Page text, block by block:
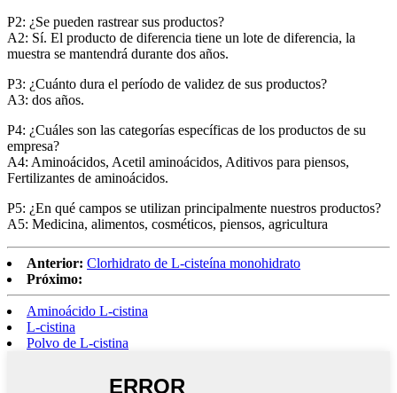
P2: ¿Se pueden rastrear sus productos?
A2: Sí. El producto de diferencia tiene un lote de diferencia, la
muestra se mantendrá durante dos años.
P3: ¿Cuánto dura el período de validez de sus productos?
A3: dos años.
P4: ¿Cuáles son las categorías específicas de los productos de su
empresa?
A4: Aminoácidos, Acetil aminoácidos, Aditivos para piensos,
Fertilizantes de aminoácidos.
P5: ¿En qué campos se utilizan principalmente nuestros productos?
A5: Medicina, alimentos, cosméticos, piensos, agricultura
Anterior: Clorhidrato de L-cisteína monohidrato
Próximo:
Aminoácido L-cistina
L-cistina
Polvo de L-cistina